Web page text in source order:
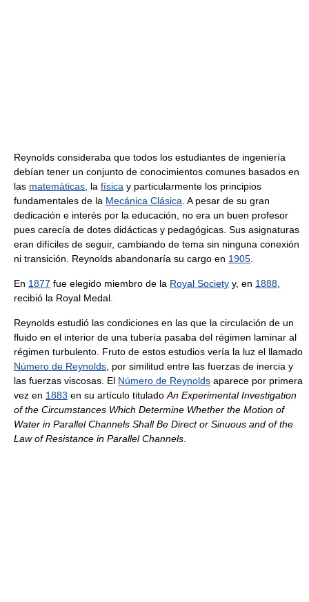
Reynolds consideraba que todos los estudiantes de ingeniería
debían tener un conjunto de conocimientos comunes basados en
las matemáticas , la física y particularmente los principios
fundamentales de la Mecánica Clásica . A pesar de su gran
dedicación e interés por la educación, no era un buen profesor
pues carecía de dotes didácticas y pedagógicas. Sus asignaturas
eran difíciles de seguir, cambiando de tema sin ninguna conexión
ni transición. Reynolds abandonaría su cargo en 1905
En 1877 fue elegido miembro de la Royal Society y, en 1888
recibió la Royal Medal.
Reynolds estudió las condiciones en las que la circulación de un
fluido en el interior de una tubería pasaba del régimen laminar al
régimen turbulento. Fruto de estos estudios vería la luz el llamado
Número de Reynolds , por similitud entre las fuerzas de inercia y
las fuerzas viscosas. El Número de Reynolds aparece por primera
vez en 1883 en su artículo titulado An Experimental Investigation
of the Circumstances Which Determine Whether the Motion of
Water in Parallel Channels Shall Be Direct or Sinuous and of the
Law of Resistance in Parallel Channels